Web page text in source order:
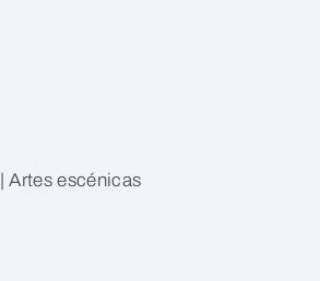
|Artes escénicas